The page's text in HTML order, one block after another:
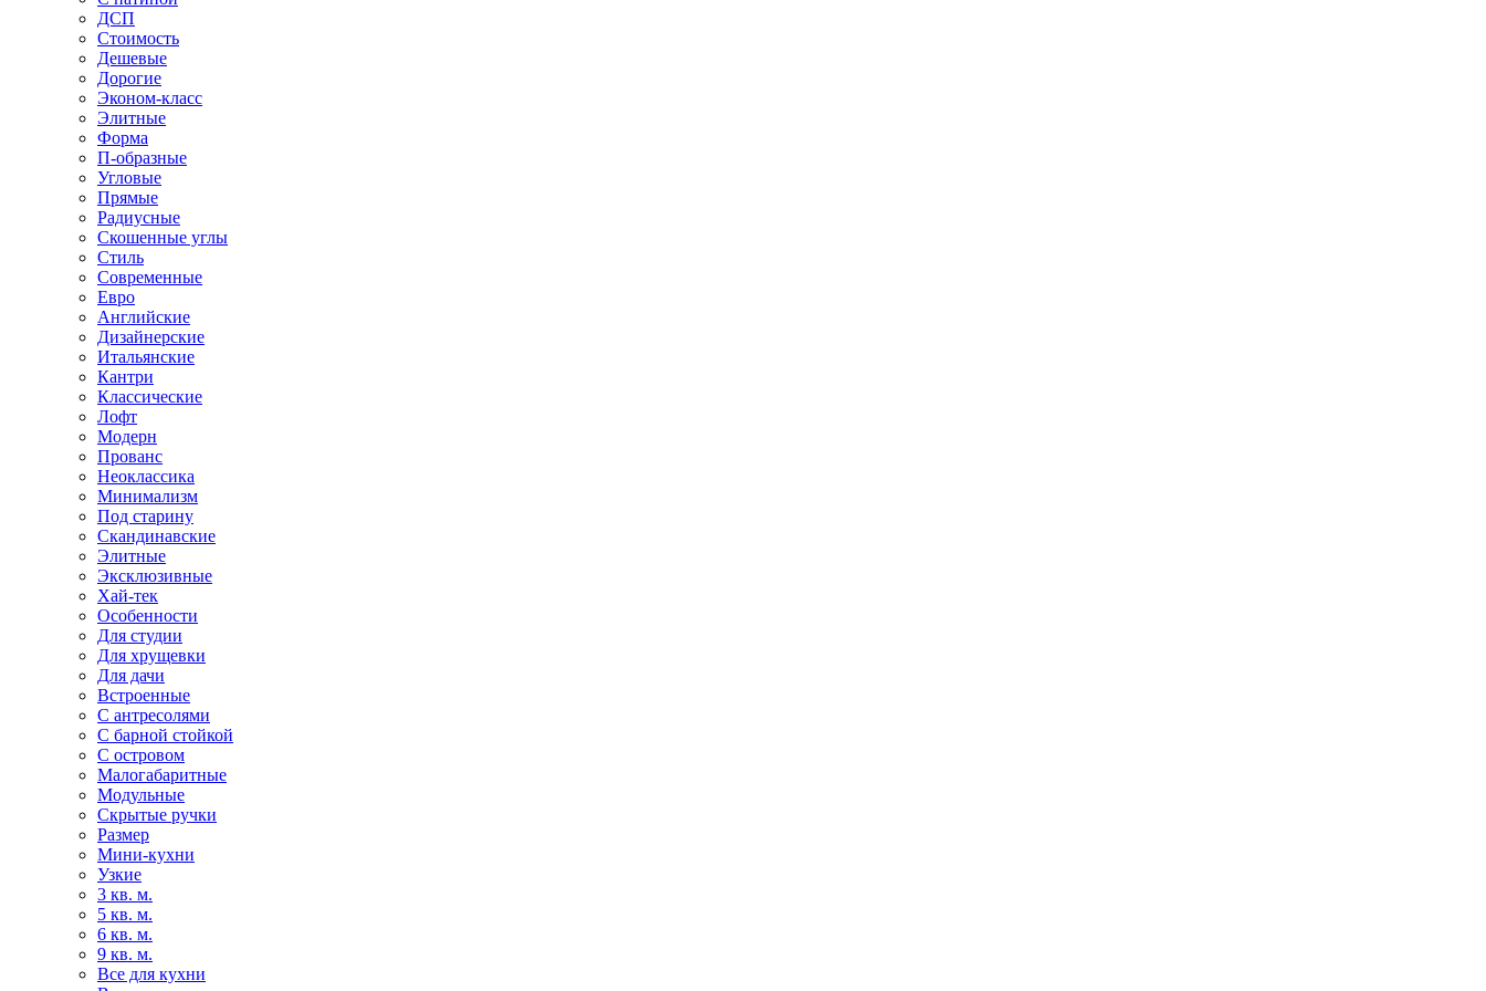
ДСП
Стоимость
Дешевые
Дорогие
Эконом-класс
Элитные
Форма
П-образные
Угловые
Прямые
Радиусные
Скошенные углы
Стиль
Современные
Евро
Английские
Дизайнерские
Итальянские
Кантри
Классические
Лофт
Модерн
Прованс
Неоклассика
Минимализм
Под старину
Скандинавские
Элитные
Эксклюзивные
Хай-тек
Особенности
Для студии
Для хрущевки
Для дачи
Встроенные
С антресолями
С барной стойкой
С островом
Малогабаритные
Модульные
Скрытые ручки
Размер
Мини-кухни
Узкие
3 кв. м.
5 кв. м.
6 кв. м.
9 кв. м.
Все для кухни